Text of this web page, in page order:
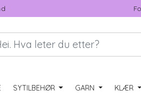
SYTILBEHØR GARN KLÆR